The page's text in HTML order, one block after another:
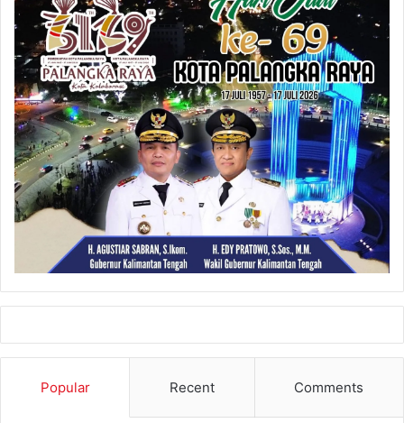
Popular Recent Comments